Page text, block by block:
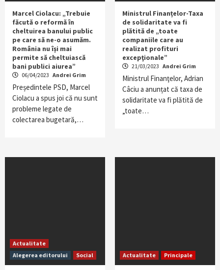
Marcel Ciolacu: „Trebuie
făcută o reformă în
cheltuirea banului public
pe care să ne-o asumăm.
România nu își mai
permite să cheltuiască
bani publici aiurea”
06/04/2023 Andrei Grim
Președintele PSD, Marcel
Ciolacu a spus joi că nu sunt
probleme legate de
colectarea bugetară,…
Ministrul Finanțelor-Taxa
de solidaritate va fi
plătită de „toate
companiile care au
realizat profituri
excepţionale”
21/03/2023 Andrei Grim
Ministrul Finanţelor, Adrian
Câciu a anunțat că taxa de
solidaritate va fi plătită de
„toate…
Actualitate
Alegerea editorului
Social Actualitate Principale